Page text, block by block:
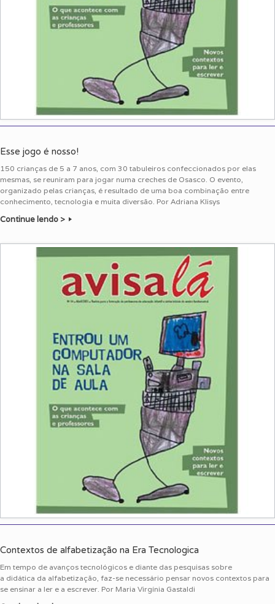
Esse jogo é nosso!
150 crianças de 5 a 7 anos, com 30 tabuleiros confeccionados por elas
mesmas, se reuniram para jogar numa creches de Osasco. O evento,
organizado pelas crianças, é resultado de uma boa combinação entre
conhecimento, tecnologia e muita diversão. Por Adriana Klisys
Continue lendo >
Contextos de alfabetização na Era Tecnologica
Em tempo de avanços tecnológicos e diante das pesquisas sobre
a didática da alfabetização, faz-se necessário pensar novos contextos para
se ensinar a ler e a escrever. Por Maria Virgínia Gastaldi